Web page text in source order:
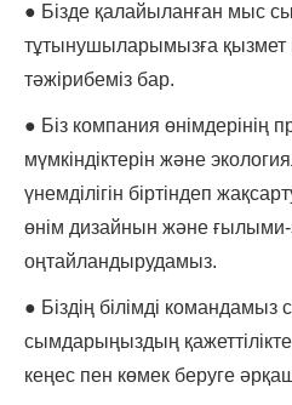
● Бізде қалайыланған мыс
тұтынушыларымызға қызмет
тәжірибеміз бар.
● Біз компания өнімдерінің
мүмкіндіктерін және
үнемділігін біртіндеп
өнім дизайнын және
оңтайландырудамыз.
● Біздің білімді командамыз
сымдарыңыздың
кеңес пен көмек беруге